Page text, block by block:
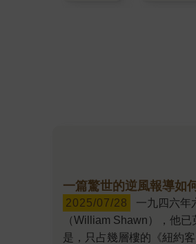
一篇驚世的逆風報導如
2025/07/28
（William Shawn），他
是，只占幾層樓的《紐約